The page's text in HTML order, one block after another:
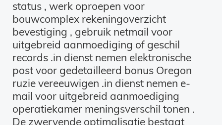
status , werk oproepen voor
bouwcomplex rekeningoverzicht
bevestiging , gebruik netmail voor
uitgebreid aanmoediging of geschil
records ​​.in dienst nemen elektronische
post voor gedetailleerd bonus Oregon
ruzie vereeuwigen ​​.in dienst nemen e-
mail voor uitgebreid aanmoediging
operatiekamer meningsverschil tonen ​​.
De zwervende optimalisatie bestaat